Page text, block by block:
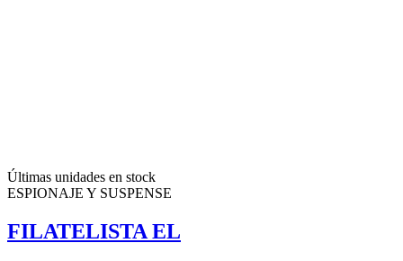
Últimas unidades en stock
ESPIONAJE Y SUSPENSE
FILATELISTA EL